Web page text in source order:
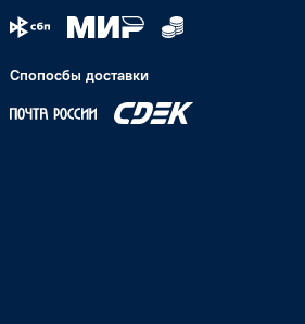
Спопосбы доставки